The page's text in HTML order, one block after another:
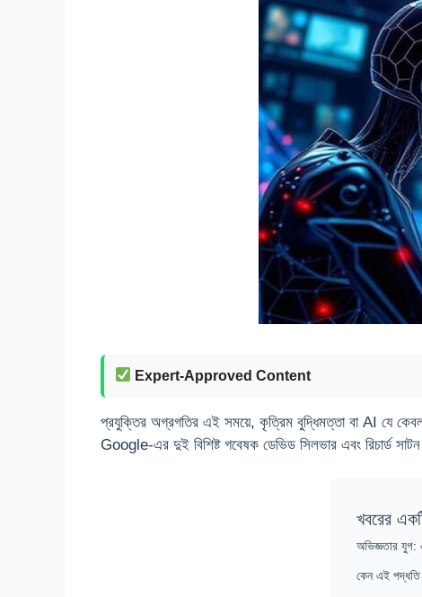
Expert-Approved Content
প্রযুক্তির অগ্রগতির এই সময়ে, কৃত্রিম বুদ্ধিমত্তা বা AI যে
Google-এর দুই বিশিষ্ট গবেষক ডেভিড সিলভার এবং রিচার্ড
খবরের
অভিজ্ঞতার যুগ:
কেন এই